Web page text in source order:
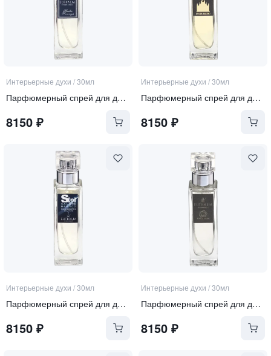
Интерьерные духи /30мл
Парфюмерный спрей для дома "Herbes Sauvages"
8150 ₽
Интерьерные духи /30мл
Парфюмерный спрей для дома "Duomo Milano"
8150₽
Интерьерные духи /30мл
Парфюмерный спрей для дома "Blue Essence"
8150 ₽
Интерьерные духи /30мл
Парфюмерный спрей для дома "Bianco D'alba"
8150₽